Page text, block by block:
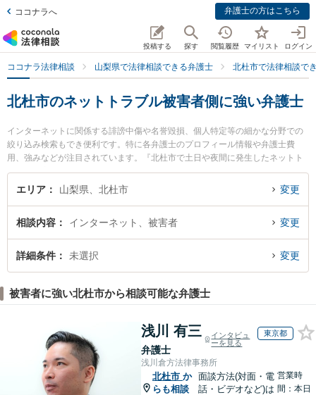
ココナラへ 弁護士の方はこちら
投稿する 探す 閲覧履歴 マイリスト ログイン
ココナラ法律相談 山梨県で法律相談できる弁護士 北杜市で法律相談で
北杜市のネットトラブル被害者側に強い弁護士
インターネットに関係する誹謗中傷や名誉毀損、個人特定等の細かな分野での
絞り込み検索もでき便利です。特に各弁護士のプロフィール情報や弁護士費
用、強みなどが注目されています。『北杜市で土日や夜間に発生したネットト
ラブル被害者側のトラブルを今すぐに弁護士に相談したい』『ネットトラブル
被害者側のトラブル解決の実績豊富な近くの弁護士を検索したい』『初回相談
エリア 山梨県、北杜市 変更
相談内容 インターネット、被害者 変更
詳細条件 未選択 変更
被害者に強い北杜市から相談可能な弁護士
浅川 有三
弁護士
インタビュ
ーを見る
東京都
浅川倉方法律事務所
北杜市 か
らも相談
面談方法(対面・電
話・ビデオなど)は
営業時
間：本日